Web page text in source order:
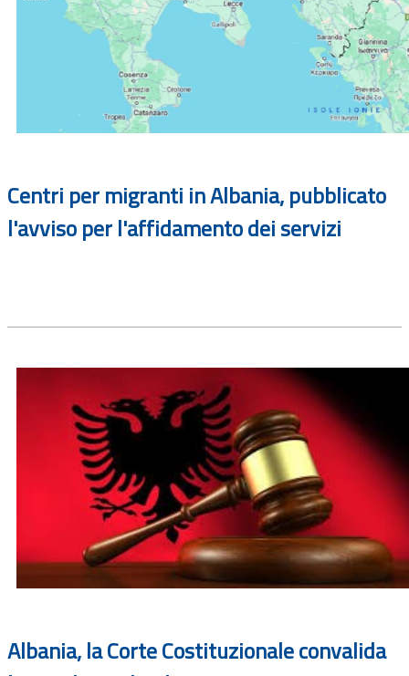
Centri per migranti in Albania, pubblicato
l'avviso per l'affidamento dei servizi
Albania, la Corte Costituzionale convalida